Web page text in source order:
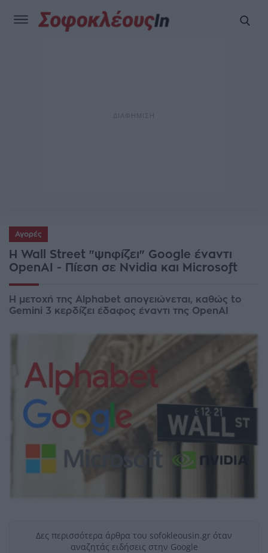
Αγορές
Η Wall Street "ψηφίζει" Google έναντι
OpenAI - Πίεση σε Nvidia και Microsoft
Η μετοχή της Alphabet απογειώνεται, καθώς to
Gemini 3 κερδίζει έδαφος έναντι της OpenAI
Δες περισσότερα άρθρα του sofokleousin.gr όταν
αναζητάς ειδήσεις στην Google